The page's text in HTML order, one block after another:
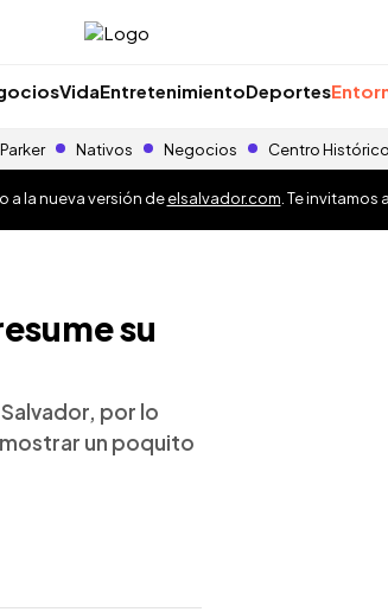
VidaEntretenimientoDeportes
Nativos Negocios Centro
a la nueva versión deelsalvador.com . Te
su
por lo
un poquito